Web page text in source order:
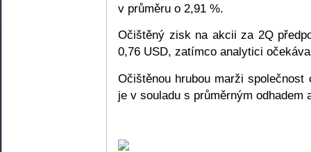
v průměru o 2,91 %.
Očištěný zisk na akcii za 2Q
0,76 USD, zatímco analytici
Očištěnou hrubou marži
je v souladu s průměrným odhadem